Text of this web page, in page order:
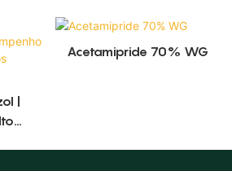
|
Acetamipride 70% WG